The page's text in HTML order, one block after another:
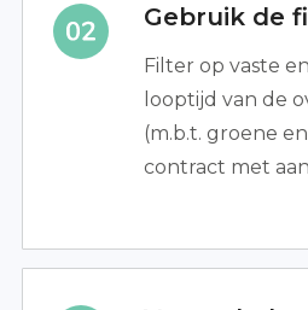
Gebruik de
Filter op vaste
looptijd van de
(m.b.t. groene
contract met